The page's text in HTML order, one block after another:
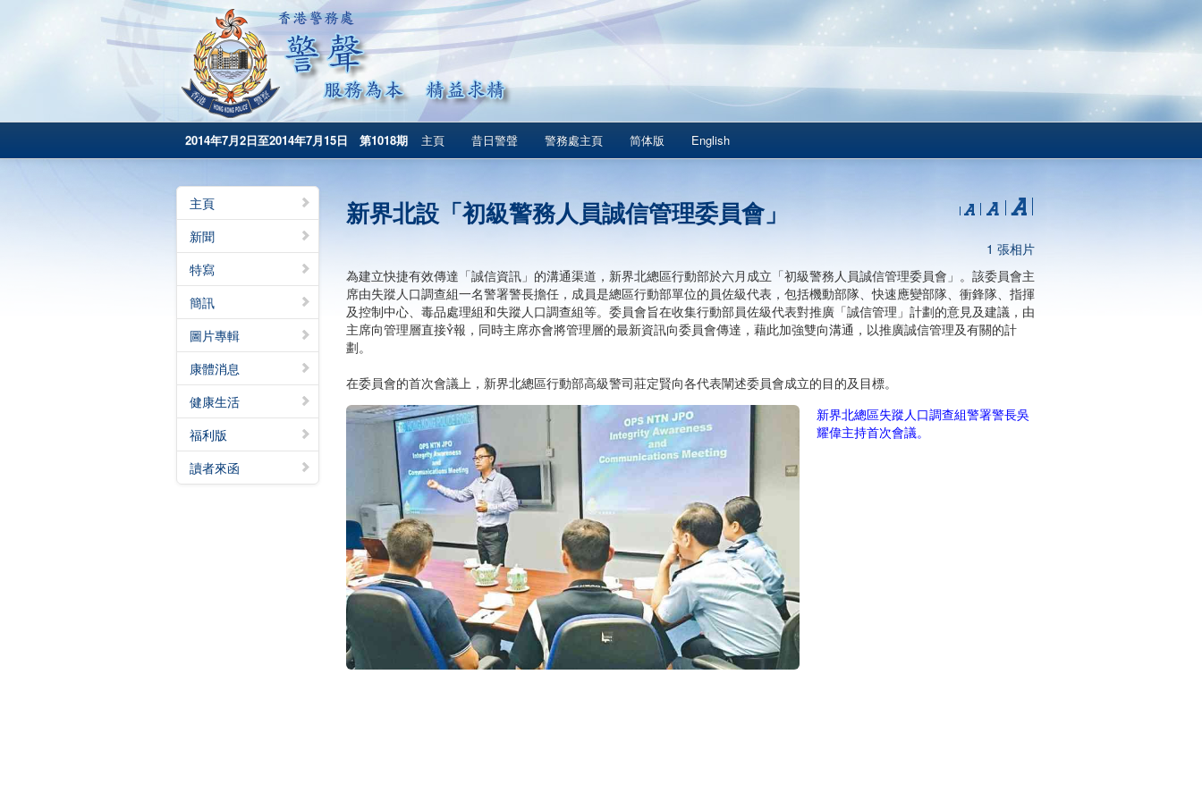
2014年7月2日至2014年7月15日 第1018期 主頁 昔日警聲 警務處主頁 简体版 English
主頁
新聞
特寫
簡訊
圖片專輯
康體消息
健康生活
福利版
讀者來函
新界北設「初級警務人員誠信管理委員會」
1 張相片
為建立快捷有效傳達「誠信資訊」的溝通渠道，新界北總區行動部於六月成立「初級警務人員誠信管理委員會」。該委員會主
席由失蹤人口調查組一名警署警長擔任，成員是總區行動部單位的員佐級代表，包括機動部隊、快速應變部隊、衝鋒隊、指揮
及控制中心、毒品處理組和失蹤人口調查組等。委員會旨在收集行動部員佐級代表對推廣「誠信管理」計劃的意見及建議，由
主席向管理層直接報，同時主席亦會將管理層的最新資訊向委員會傳達，藉此加強雙向溝通，以推廣誠信管理及有關的計
劃。
在委員會的首次會議上，新界北總區行動部高級警司莊定賢向各代表闡述委員會成立的目的及目標。
新界北總區失蹤人口調查組警署警長吳
耀偉主持首次會議。